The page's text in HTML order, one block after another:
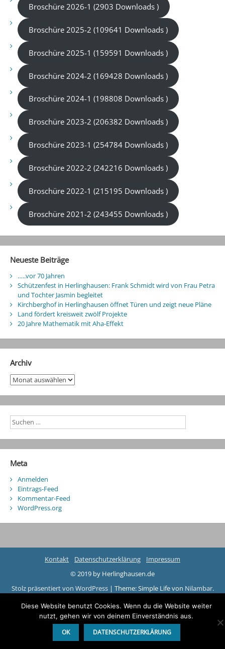
Broschüre 2026-1 (2903 Downloads )
Broschüre 2025-2 (109641 Downloads )
Broschüre 2025-1 (159591 Downloads )
Broschüre 2024-2 (169428 Downloads )
Broschüre 2024-1 (198808 Downloads )
Broschüre 2023-2 (206382 Downloads )
Broschüre 2023-1 (254784 Downloads )
Broschüre 2022-2 (242216 Downloads )
Broschüre 2022-1 (215195 Downloads )
Broschüre 2021-2 (243455 Downloads )
Neueste Beiträge
…..vor 70 Jahren
Schützenfest in Herlinghausen: Frank Schmidt wird von Frau Petra
und Tochter Jasmin begleitet
Kirchberghof in Herlinghausen öffnet Türen und zeigt neue Pläne
Land fördert kreisweit zwölf Projekte
20 Jahre Mathematik mit Aha-Effekt
Archiv
Archiv
Meta
Anmelden
Eintrags-Feed
Kommentar-Feed
WordPress.org
Kontakt Datenschutzerklärung
Impressum
© 2019 by Herlinghausen.de
Stolz präsentiert von WordPress | Theme: Simple Life von Nilambar.
Diese Website benutzt Cookies. Wenn du die Website weiter
nutzt, gehen wir von deinem Einverständnis aus.
OK DATENSCHUTZERKLÄRUNG